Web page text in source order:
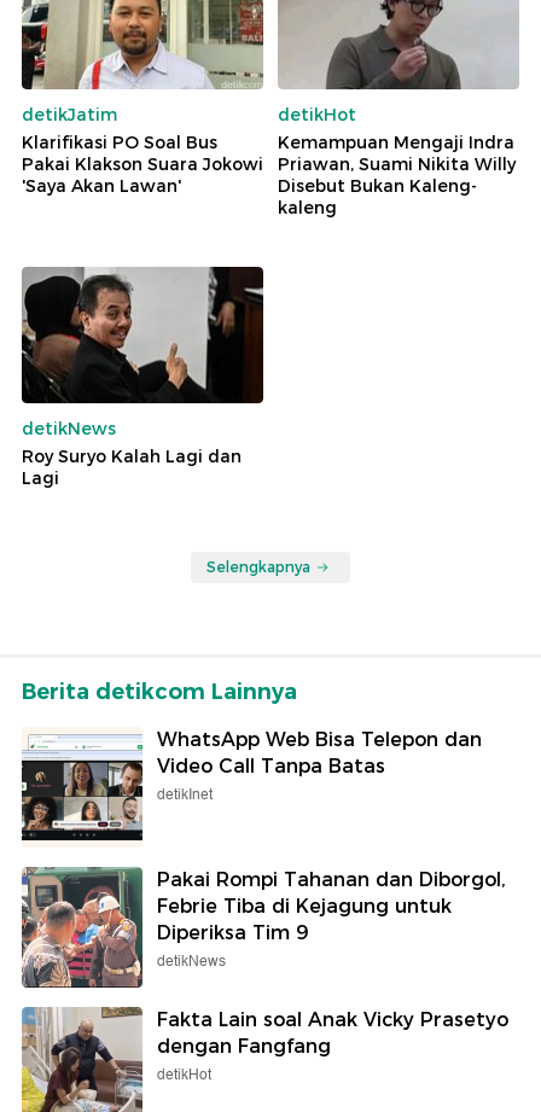
detikJatim
Klarifikasi PO Soal Bus
Pakai Klakson Suara Jokowi
'Saya Akan Lawan'
detikHot
Kemampuan Mengaji Indra
Priawan, Suami Nikita Willy
Disebut Bukan Kaleng-
kaleng
detikNews
Roy Suryo Kalah Lagi dan
Lagi
Selengkapnya
Berita detikcom Lainnya
WhatsApp Web Bisa Telepon dan
Video Call Tanpa Batas
detikInet
Pakai Rompi Tahanan dan Diborgol,
Febrie Tiba di Kejagung untuk
Diperiksa Tim 9
detikNews
Fakta Lain soal Anak Vicky Prasetyo
dengan Fangfang
detikHot